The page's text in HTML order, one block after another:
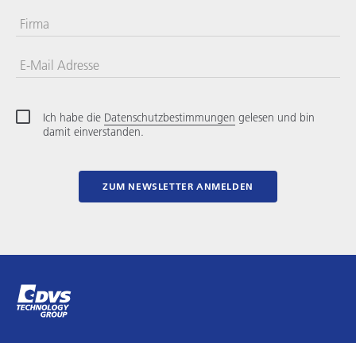
Firma
E-Mail Adresse
Ich habe die Datenschutzbestimmungen gelesen und bin
damit einverstanden.
ZUM NEWSLETTER ANMELDEN